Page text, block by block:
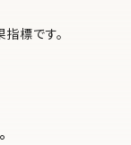
標です。